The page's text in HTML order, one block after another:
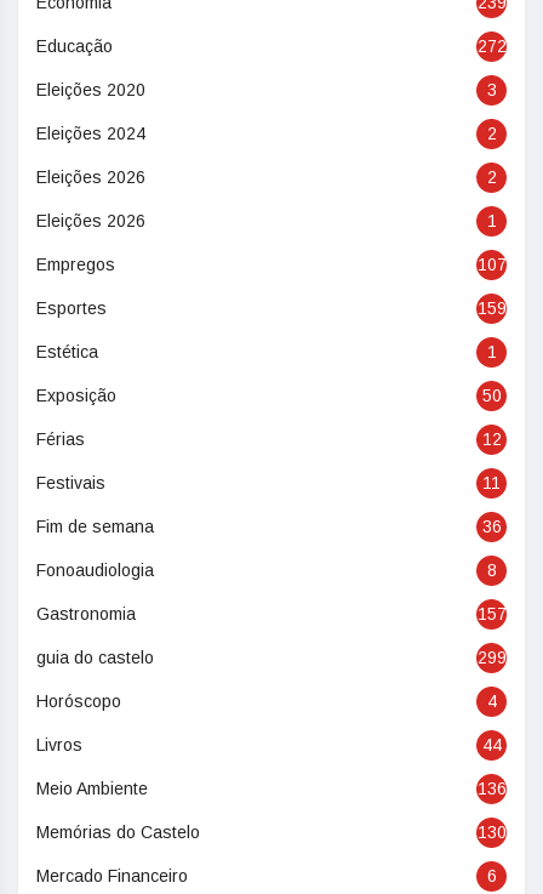
Educação 272
Eleições 2020 3
Eleições 2024 2
Eleições 2026 2
Eleições 2026 1
Empregos 107
Esportes 159
Estética 1
Exposição 50
Férias 12
Festivais 11
Fim de semana 36
Fonoaudiologia 8
Gastronomia 157
guia do castelo 299
Horóscopo 4
Livros 44
Meio Ambiente 136
Memórias do Castelo 130
Mercado Financeiro 6